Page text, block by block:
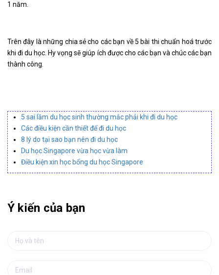
1 năm.
Trên đây là những chia sẻ cho các bạn về 5 bài thi chuẩn hoá trước
khi đi du học. Hy vọng sẽ giúp ích được cho các bạn và chúc các bạn
thành công.
5 sai lầm du học sinh thường mắc phải khi đi du học
Các điều kiện cần thiết để đi du học
8 lý do tại sao bạn nên đi du học
Du học Singapore vừa học vừa làm
Điều kiện xin học bổng du học Singapore
Ý kiến của bạn